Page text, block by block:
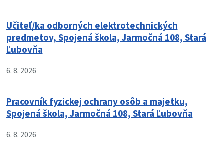
Učiteľ/ka odborných elektrotechnických
predmetov, Spojená škola, Jarmočná 108, Stará
Ľubovňa
6. 8. 2026
Pracovník fyzickej ochrany osôb a majetku,
Spojená škola, Jarmočná 108, Stará Ľubovňa
6. 8. 2026